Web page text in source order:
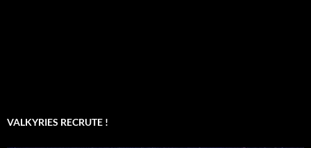
VALKYRIES RECRUTE !